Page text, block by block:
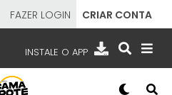
FAZER LOGIN CRIAR CONTA
INSTALE O APP